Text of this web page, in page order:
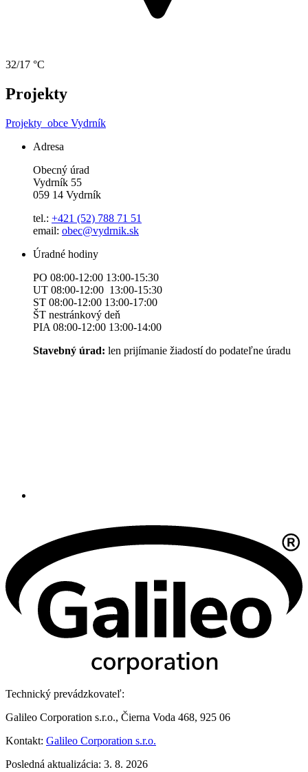
32/17 °C
Projekty
Projekty obce Vydrník
Adresa
Obecný úrad
Vydrník 55
059 14 Vydrník
tel.: +421 (52) 788 71 51
email: obec@vydrnik.sk
Úradné hodiny
PO 08:00-12:00 13:00-15:30
UT 08:00-12:00 13:00-15:30
ST 08:00-12:00 13:00-17:00
ŠT nestránkový deň
PIA 08:00-12:00 13:00-14:00
Stavebný úrad: len prijímanie žiadostí do podateľne úradu
Technický prevádzkovateľ:
Galileo Corporation s.r.o., Čierna Voda 468, 925 06
Kontakt: Galileo Corporation s.r.o.
Posledná aktualizácia: 3. 8. 2026